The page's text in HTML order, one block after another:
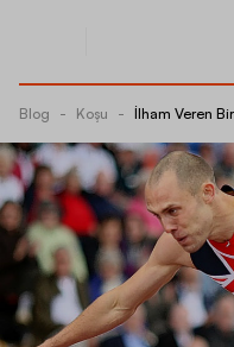
Blog - Koşu - İlham Veren